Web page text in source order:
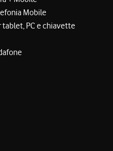
Mobile
PC e chiavette